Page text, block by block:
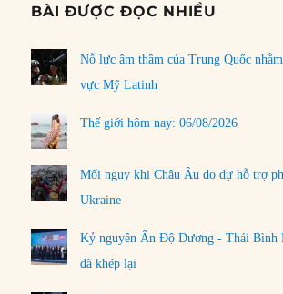
BÀI ĐƯỢC ĐỌC NHIỀU
Nỗ lực âm thầm của Trung Quốc
vực Mỹ Latinh
Thế giới hôm nay: 06/08/2026
Mối nguy khi Châu Âu do dự hỗ trợ
Ukraine
Kỷ nguyên Ấn Độ Dương - Thái Bình
đã khép lại